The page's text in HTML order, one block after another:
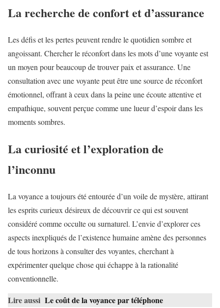
La recherche de confort et d’assurance
Les défis et les pertes peuvent rendre le quotidien sombre et
angoissant. Chercher le réconfort dans les mots d’une voyante est
un moyen pour beaucoup de trouver paix et assurance. Une
consultation avec une voyante peut être une source de réconfort
émotionnel, offrant à ceux dans la peine une écoute attentive et
empathique, souvent perçue comme une lueur d’espoir dans les
moments sombres.
La curiosité et l’exploration de
l’inconnu
La voyance a toujours été entourée d’un voile de mystère, attirant
les esprits curieux désireux de découvrir ce qui est souvent
considéré comme occulte ou surnaturel. L’envie d’explorer ces
aspects inexpliqués de l’existence humaine amène des personnes
de tous horizons à consulter des voyantes, cherchant à
expérimenter quelque chose qui échappe à la rationalité
conventionnelle.
Lire aussi Le coût de la voyance par téléphone